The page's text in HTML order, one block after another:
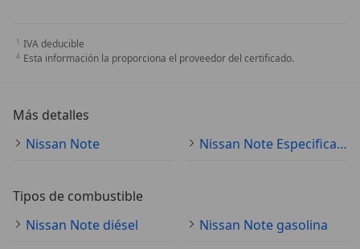
IVA deducible
Esta información la proporciona el proveedor del certificado.
Más detalles
Nissan Note
Nissan Note Especificaciones técnicas
Tipos de combustible
Nissan Note diésel
Nissan Note gasolina